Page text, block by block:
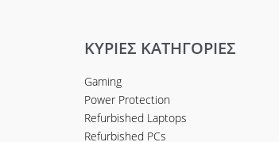
ΚΥΡΙΕΣ ΚΑΤΗΓΟΡΙΕΣ
Gaming
Power Protection
Refurbished Laptops
Refurbished PCs